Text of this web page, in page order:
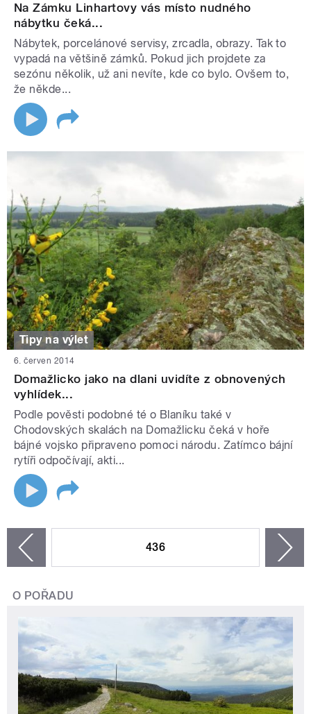
Na Zámku Linhartovy vás místo nudného
nábytku čeká...
Nábytek, porcelánové servisy, zrcadla, obrazy. Tak to
vypadá na většině zámků. Pokud jich projdete za
sezónu několik, už ani nevíte, kde co bylo. Ovšem to,
že někde...
Tipy na výlet
6. červen 2014
Domažlicko jako na dlani uvidíte z obnovených
vyhlídek...
Podle pověsti podobné té o Blaníku také v
Chodovských skalách na Domažlicku čeká v hoře
bájné vojsko připraveno pomoci národu. Zatímco bájní
rytíři odpočívají, akti...
436
O POŘADU